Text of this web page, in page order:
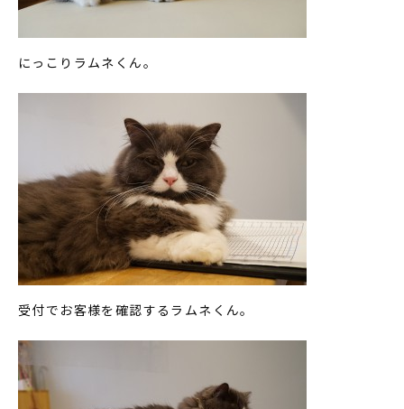
にっこりラムネくん。
受付でお客様を確認するラムネくん。